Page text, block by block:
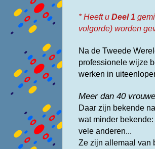
* Heeft uDeel 1
volgorde) worden
Na de Tweede
professionele wijze
werken in
Meer dan 40
Daar zijn bekende
wat minder
vele anderen...
Ze zijn allemaal van